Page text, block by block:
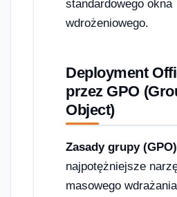
standardowego okna
wdrożeniowego.
Deployment
przez GPO
Object)
Zasady grupy (GPO)
najpotężniejsze
masowego wdrażania